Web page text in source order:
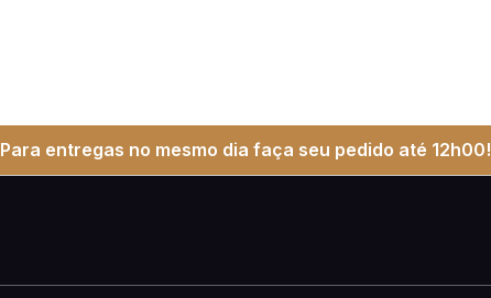
entregas no mesmo dia faça seu pedido até 12h00!